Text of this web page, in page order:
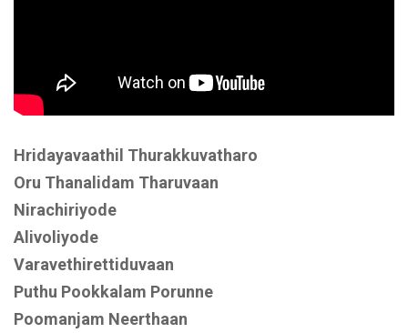
Hridayavaathil Thurakkuvatharo
Oru Thanalidam Tharuvaan
Nirachiriyode
Alivoliyode
Varavethirettiduvaan
Puthu Pookkalam Porunne
Poomanjam Neerthaan